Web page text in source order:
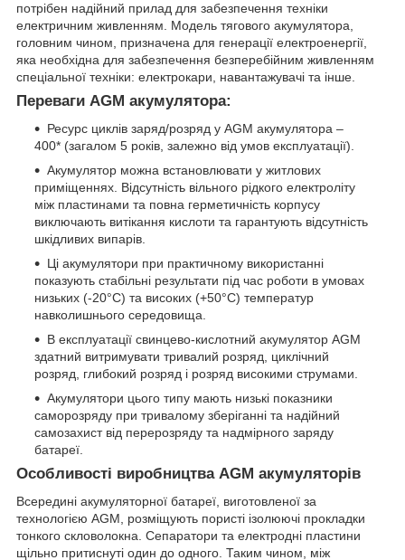
потрібен надійний прилад для забезпечення техніки
електричним живленням. Модель тягового акумулятора,
головним чином, призначена для генерації електроенергії,
яка необхідна для забезпечення безперебійним живленням
спеціальної техніки: електрокари, навантажувачі та інше.
Переваги AGM акумулятора:
Ресурс циклів заряд/розряд у AGM акумулятора –
400* (загалом 5 років, залежно від умов експлуатації).
Акумулятор можна встановлювати у житлових
приміщеннях. Відсутність вільного рідкого електроліту
між пластинами та повна герметичність корпусу
виключають витікання кислоти та гарантують відсутність
шкідливих випарів.
Ці акумулятори при практичному використанні
показують стабільні результати під час роботи в умовах
низьких (-20°С) та високих (+50°С) температур
навколишнього середовища.
В експлуатації свинцево-кислотний акумулятор AGM
здатний витримувати тривалий розряд, циклічний
розряд, глибокий розряд і розряд високими струмами.
Акумулятори цього типу мають низькі показники
саморозряду при тривалому зберіганні та надійний
самозахист від перерозряду та надмірного заряду
батареї.
Особливості виробництва AGM акумуляторів
Всередині акумуляторної батареї, виготовленої за
технологією AGM, розміщують пористі ізолюючі прокладки
тонкого скловолокна. Сепаратори та електродні пластини
щільно притиснуті один до одного. Таким чином, між